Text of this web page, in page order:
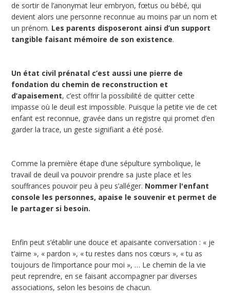
de sortir de l’anonymat leur embryon, fœtus ou bébé, qui
devient alors une personne reconnue au moins par un nom et
un prénom. Les parents disposeront ainsi d’un support
tangible faisant mémoire de son existence.
Un état civil prénatal c’est aussi une pierre de
fondation du chemin de reconstruction et
d’apaisement, c’est offrir la possibilité de quitter cette
impasse où le deuil est impossible. Puisque la petite vie de cet
enfant est reconnue, gravée dans un registre qui promet d’en
garder la trace, un geste signifiant a été posé.
Comme la première étape d’une sépulture symbolique, le
travail de deuil va pouvoir prendre sa juste place et les
souffrances pouvoir peu à peu s’alléger. Nommer l'enfant
console les personnes, apaise le souvenir et permet de
le partager si besoin.
Enfin peut s’établir une douce et apaisante conversation : « je
t’aime », « pardon », « tu restes dans nos cœurs », « tu as
toujours de l’importance pour moi », … Le chemin de la vie
peut reprendre, en se faisant accompagner par diverses
associations, selon les besoins de chacun.